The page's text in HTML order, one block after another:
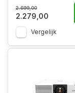
2.699,00
2.279,00
Vergelijk